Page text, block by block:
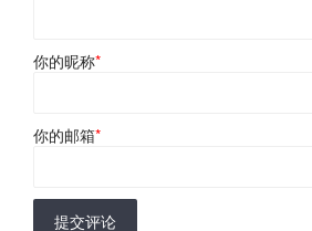
你的昵称*
你的邮箱*
提交评论